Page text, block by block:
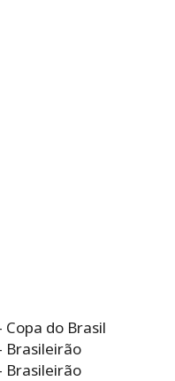
Copa do Brasil
Brasileirão
Brasileirão